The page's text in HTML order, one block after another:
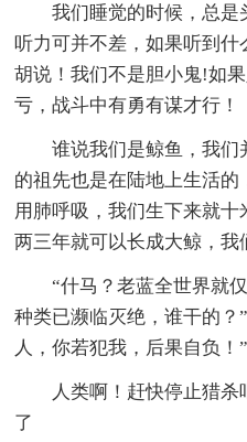
我们睡觉的时候，总是
听力可并不差，如果听到什
胡说！我们不是胆小鬼!如
亏，战斗中有勇有谋才行！
谁说我们是鲸鱼，我们
的祖先也是在陆地上生活的
用肺呼吸，我们生下来就十
两三年就可以长成大鲸，我
“什马？老蓝全世界就
种类已濒临灭绝，谁干的？
人，你若犯我，后果自负！”
人类啊！赶快停止猎
了